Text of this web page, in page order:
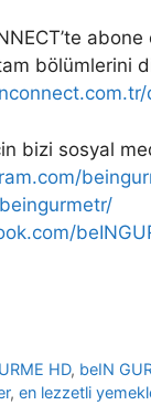
bölümlerini
bizi sosyal
HD, beIN
, en lezzetli